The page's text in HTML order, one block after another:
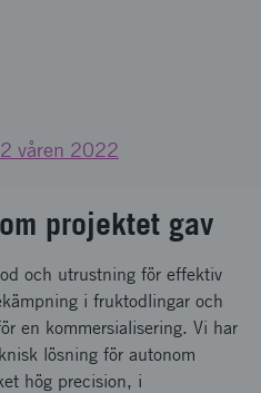
våren 2022
projektet gav
och utrustning för effektiv
i fruktodlingar och
en kommersialisering. Vi har
lösning för autonom
hög precision, i